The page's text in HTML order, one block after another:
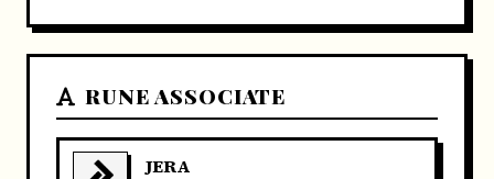
RUNE ASSOCIATE
JERA